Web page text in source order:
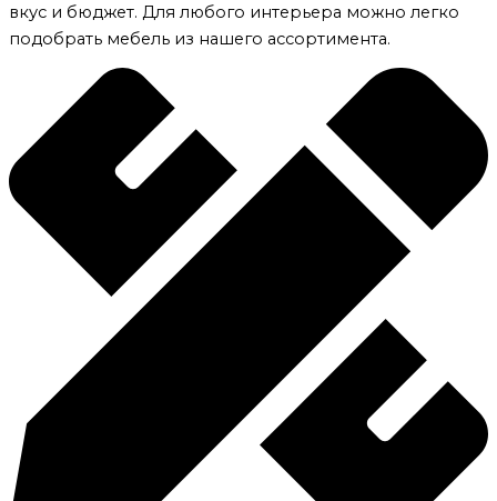
вкус и бюджет. Для любого интерьера можно легко
подобрать мебель из нашего ассортимента.